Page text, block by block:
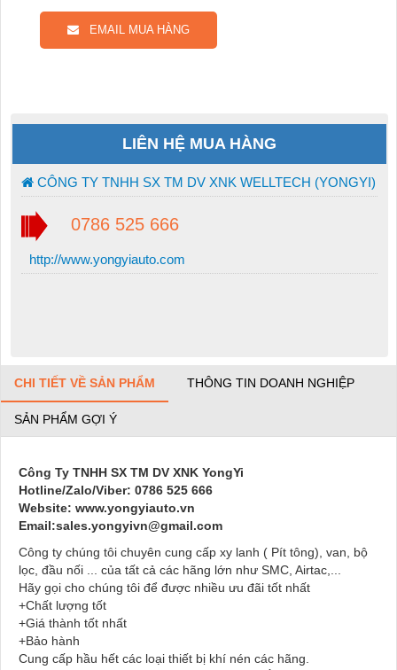
EMAIL MUA HÀNG
LIÊN HỆ MUA HÀNG
CÔNG TY TNHH SX TM DV XNK WELLTECH (YONGYI)
0786 525 666
http://www.yongyiauto.com
CHI TIẾT VỀ SẢN PHẨM THÔNG TIN DOANH NGHIỆP
SẢN PHẨM GỢI Ý
Công Ty TNHH SX TM DV XNK YongYi
Hotline/Zalo/Viber: 0786 525 666
Website: www.yongyiauto.vn
Email:sales.yongyivn@gmail.com
Công ty chúng tôi chuyên cung cấp xy lanh ( Pít tông), van, bộ
lọc, đầu nối ... của tất cả các hãng lớn như SMC, Airtac,...
Hãy gọi cho chúng tôi để được nhiều ưu đãi tốt nhất
+Chất lượng tốt
+Giá thành tốt nhất
+Bảo hành
Cung cấp hầu hết các loại thiết bị khí nén các hãng.